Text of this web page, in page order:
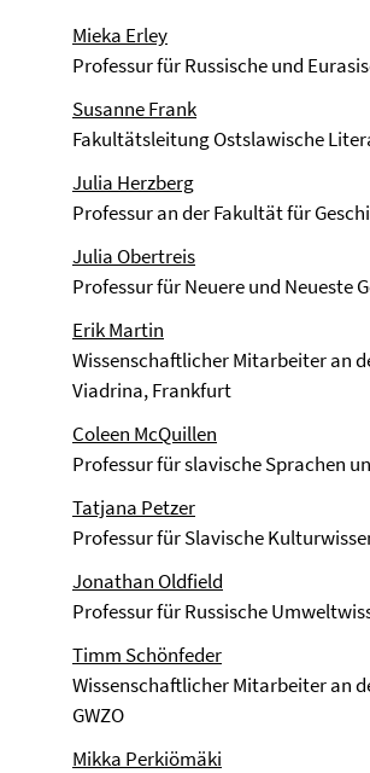
Mieka Erley
Professur für Russische und
Susanne Frank
Fakultätsleitung Ostslawische
Julia Herzberg
Professur an der Fakultät für
Julia Obertreis
Professur für Neuere und Neueste
Erik Martin
Wissenschaftlicher Mitarbeiter an
Viadrina, Frankfurt
Coleen McQuillen
Professur für slavische Sprachen
Tatjana Petzer
Professur für Slavische
Jonathan Oldfield
Professur für Russische
Timm Schönfeder
Wissenschaftlicher Mitarbeiter an
GWZO
Mikka Perkiömäki